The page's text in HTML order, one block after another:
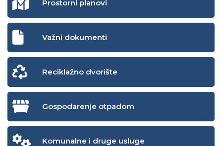
Prostorni planovi
Važni dokumenti
Reciklažno dvorište
Gospodarenje otpadom
Komunalne i druge usluge